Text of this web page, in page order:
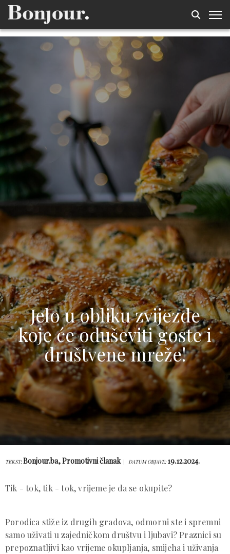
Jelo u obliku zvijezde
koje će oduševiti goste i
društvene mreže!
TEKST:Bonjour.ba, Promotivni članak DATUM OBJAVE: 19.12.2024.
Tik - tok, tik - tok, vrijeme je da se okupite?
Porodica stiže iz drugih gradova, odmorni ste i spremni
samo uživati u zajedničkom društvu i ljubavi? Praznici su
prepoznatljivi kao vrijeme okupljanja, smijeha i uživanja